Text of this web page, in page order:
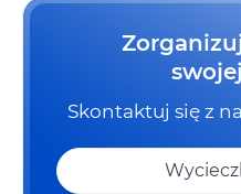
Skontaktuj się z